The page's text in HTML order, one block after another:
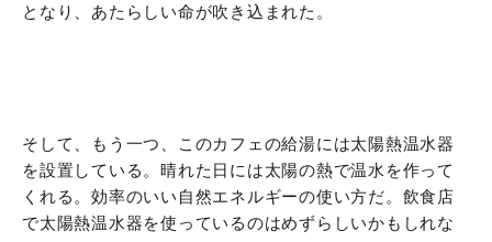
となり、あたらしい命が吹き込まれた。
そして、もう一つ、このカフェの給湯には太陽熱温水器
を設置している。晴れた日には太陽の熱で温水を作って
くれる。効率のいい自然エネルギーの使い方だ。飲食店
で太陽熱温水器を使っているのはめずらしいかもしれな